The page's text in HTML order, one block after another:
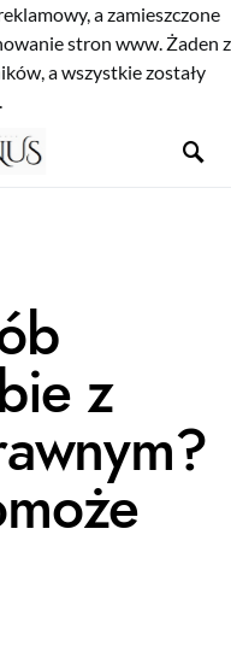
a zamieszczone
stron www. Żaden z
a wszystkie zostały
z